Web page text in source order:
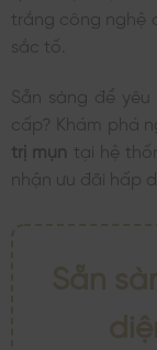
trắng công nghệ
sắc tố.
Sẵn sàng để
cấp? Khám phá
trị mụn tại hệ
nhận ưu đãi hấp